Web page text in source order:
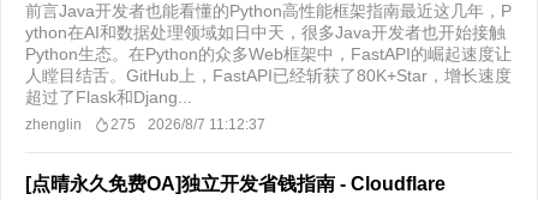
前言Java开发者也能看懂的Python高性能框架指南最近这几年，P
ython在AI和数据处理领域如日中天，很多Java开发者也开始接触
Python生态。在Python的众多Web框架中，FastAPI的崛起速度让
人瞠目结舌。GitHub上，FastAPI已经斩获了80K+Star，增长速度
超过了Flask和Djang...
zhenglin 275 2026/8/7 11:12:37
[点晴永久免费OA]独立开发省钱指南 - Cloudflare